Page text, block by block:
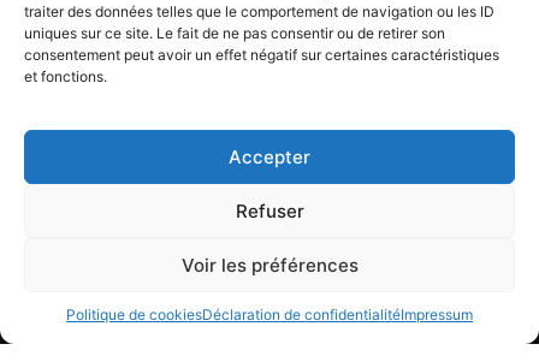
traiter des données telles que le comportement de navigation ou les ID
uniques sur ce site. Le fait de ne pas consentir ou de retirer son
consentement peut avoir un effet négatif sur certaines caractéristiques
et fonctions.
Accepter
Refuser
Voir les préférences
Politique de cookiesDéclaration de confidentialitéImpressum
Informations
Contact
••• Nous contacter
Avecloveshop.fr tout droits réservé.